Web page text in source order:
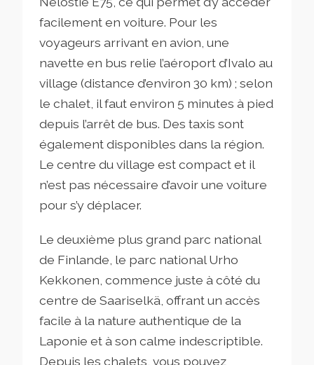
facilement en voiture. Pour les
voyageurs arrivant en avion, une
navette en bus relie l’aéroport d’Ivalo au
village (distance d’environ 30 km) ; selon
le chalet, il faut environ 5 minutes à pied
depuis l’arrêt de bus. Des taxis sont
également disponibles dans la région.
Le centre du village est compact et il
n’est pas nécessaire d’avoir une voiture
pour s’y déplacer.
Le deuxième plus grand parc national
de Finlande, le parc national Urho
Kekkonen, commence juste à côté du
centre de Saariselkä, offrant un accès
facile à la nature authentique de la
Laponie et à son calme indescriptible.
Depuis les chalets, vous pouvez